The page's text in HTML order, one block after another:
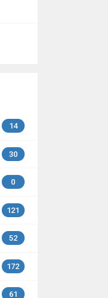
14
30
0
121
52
172
61